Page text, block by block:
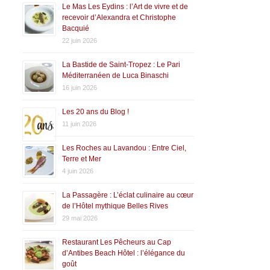
Le Mas Les Eydins : l’Art de vivre et de
recevoir d’Alexandra et Christophe
Bacquié
22 juin 2026
La Bastide de Saint-Tropez : Le Pari
Méditerranéen de Luca Binaschi
16 juin 2026
Les 20 ans du Blog !
11 juin 2026
Les Roches au Lavandou : Entre Ciel,
Terre et Mer
4 juin 2026
La Passagère : L’éclat culinaire au cœur
de l’Hôtel mythique Belles Rives
29 mai 2026
Restaurant Les Pêcheurs au Cap
d’Antibes Beach Hôtel : l’élégance du
goût